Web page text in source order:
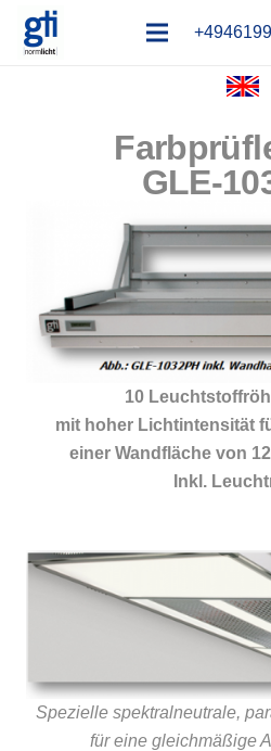
GLE-
10
mit hoher Lichtintensität
einer Wandfläche von
Inkl.
Spezielle spektralneutrale,
für eine gleichmäßige